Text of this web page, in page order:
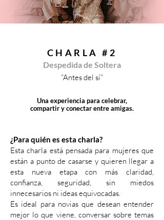
Despedida de Soltera
CHARLA #2
“Antes del sí”
Una experiencia para celebrar,
compartir y conectar entre amigas.
¿Para quién es esta charla?
Esta charla está pensada para mujeres que
están a punto de casarse y quieren llegar a
esta nueva etapa con más claridad,
confianza, seguridad, sin miedos
innecesarios ni ideas equivocadas.
Es ideal para novias que desean entender
mejor lo que viene, conversar sobre temas